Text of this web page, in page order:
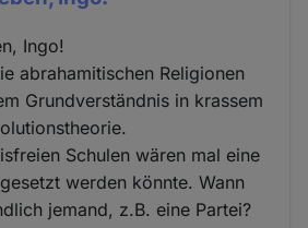
Ingo!
abrahamitischen Religionen
Grundverständnis in krassem
Schulen wären mal eine
werden könnte. Wann
jemand, z.B. eine Partei?